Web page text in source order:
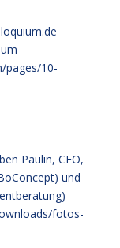
pages/10-
Paulin, CEO,
und
fotos-